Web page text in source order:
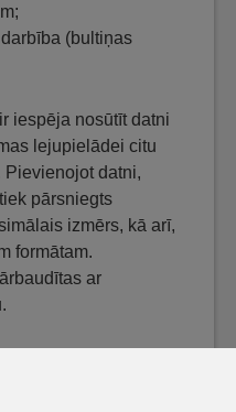
(bultiņas
iespēja nosūtīt datni
lejupielādei citu
datni,
pārsniegts
izmērs, kā arī,
formātam.
ar